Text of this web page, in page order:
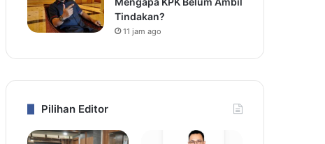
Tindakan?
11 jam ago
Pilihan Editor